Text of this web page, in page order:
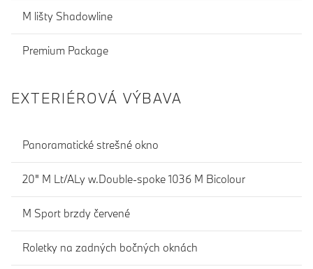
M lišty Shadowline
Premium Package
EXTERIÉROVÁ VÝBAVA
Panoramatické strešné okno
20" M Lt/ALy w.Double-spoke 1036 M Bicolour
M Sport brzdy červené
Roletky na zadných bočných oknách